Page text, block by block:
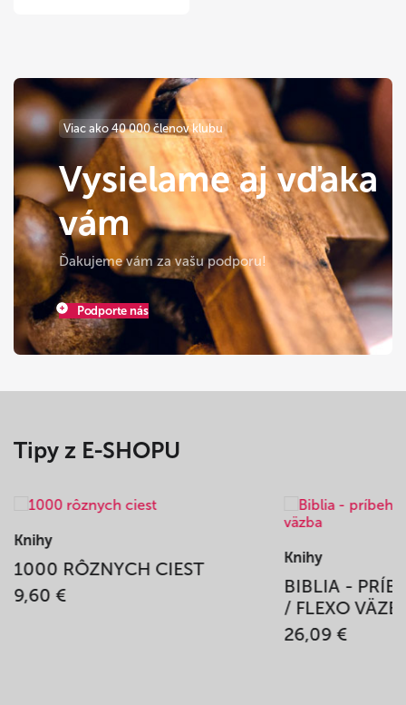
Viac ako 40 000 členov klubu
Vysielame aj vďaka
vám
Ďakujeme vám za vašu podporu!
Podporte nás
Tipy z E-SHOPU
Knihy
1000 RÔZNYCH CIEST
9,60 €
Knihy
BIBLIA -
/ FLEXO
26,09 €